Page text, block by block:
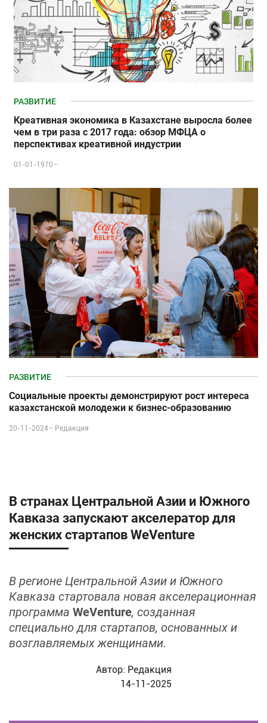
РАЗВИТИЕ
Креативная экономика в Казахстане выросла более
чем в три раза с 2017 года: обзор МФЦА о
перспективах креативной индустрии
01-01-1970–
РАЗВИТИЕ
Социальные проекты демонстрируют рост интереса
казахстанской молодежи к бизнес-образованию
20-11-2024– Редакция
В странах Центральной Азии и Южного
Кавказа запускают акселератор для
женских стартапов WeVenture
В регионе Центральной Азии и Южного
Кавказа стартовала новая акселерационная
программа WeVenture, созданная
специально для стартапов, основанных и
возглавляемых женщинами.
Автор: Редакция
14-11-2025